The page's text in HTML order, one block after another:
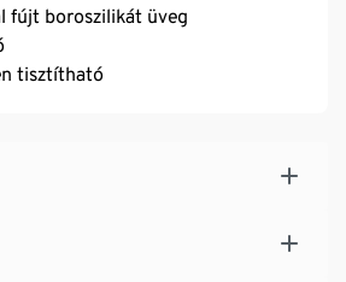
fújt boroszilikát üveg
tisztítható